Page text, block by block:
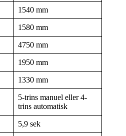
1540 mm
1580 mm
4750 mm
1950 mm
1330 mm
5-trins manuel eller 4-
trins automatisk
5,9 sek